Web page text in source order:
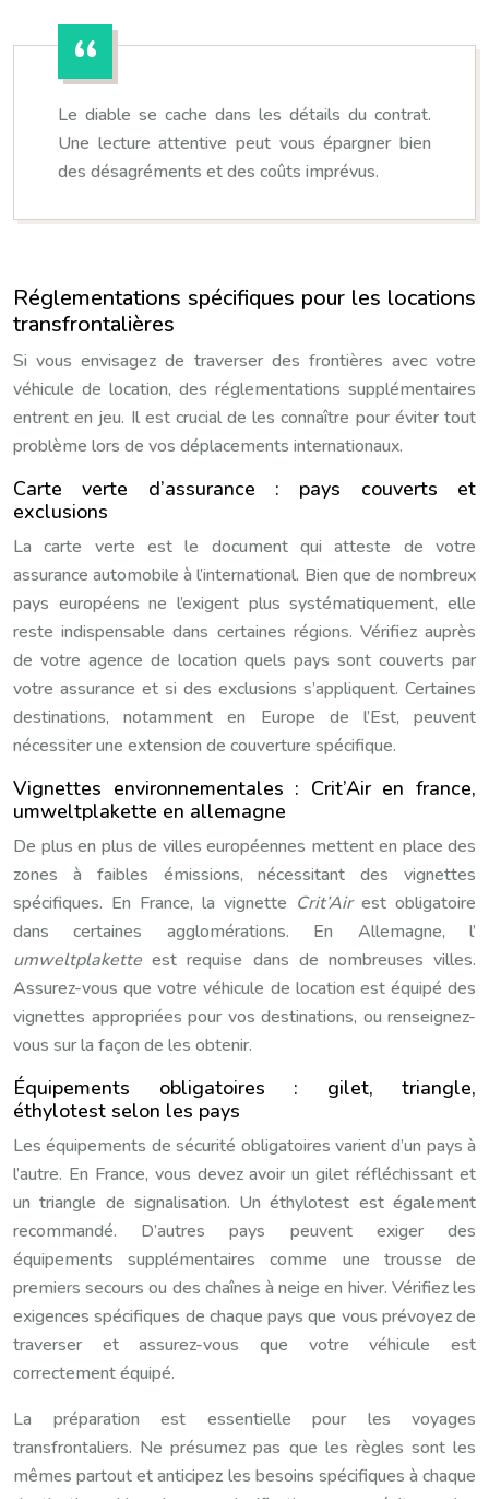
Le diable se cache dans les détails du contrat.
Une lecture attentive peut vous épargner bien
des désagréments et des coûts imprévus.
Réglementations spécifiques pour les locations
transfrontalières
Si vous envisagez de traverser des frontières avec votre
véhicule de location, des réglementations supplémentaires
entrent en jeu. Il est crucial de les connaître pour éviter tout
problème lors de vos déplacements internationaux.
Carte verte d’assurance : pays couverts et
exclusions
La carte verte est le document qui atteste de votre
assurance automobile à l’international. Bien que de nombreux
pays européens ne l’exigent plus systématiquement, elle
reste indispensable dans certaines régions. Vérifiez auprès
de votre agence de location quels pays sont couverts par
votre assurance et si des exclusions s’appliquent. Certaines
destinations, notamment en Europe de l’Est, peuvent
nécessiter une extension de couverture spécifique.
Vignettes environnementales : Crit’Air en france,
umweltplakette en allemagne
De plus en plus de villes européennes mettent en place des
zones à faibles émissions, nécessitant des vignettes
spécifiques. En France, la vignette Crit’Air est obligatoire
dans certaines agglomérations. En Allemagne, l’
umweltplaketteest requise dans de nombreuses villes.
Assurez-vous que votre véhicule de location est équipé des
vignettes appropriées pour vos destinations, ou renseignez-
vous sur la façon de les obtenir.
Équipements obligatoires : gilet, triangle,
éthylotest selon les pays
Les équipements de sécurité obligatoires varient d’un pays à
l’autre. En France, vous devez avoir un gilet réfléchissant et
un triangle de signalisation. Un éthylotest est également
recommandé. D’autres pays peuvent exiger des
équipements supplémentaires comme une trousse de
premiers secours ou des chaînes à neige en hiver. Vérifiez les
exigences spécifiques de chaque pays que vous prévoyez de
traverser et assurez-vous que votre véhicule est
correctement équipé.
La préparation est essentielle pour les voyages
transfrontaliers. Ne présumez pas que les règles sont les
mêmes partout et anticipez les besoins spécifiques à chaque